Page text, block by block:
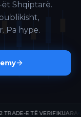
Shqiptarë.
Pa hype.
E TË VERIFIKUARA 📈